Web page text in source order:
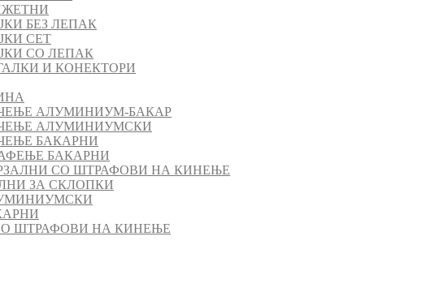
БЕЗ ЛЕПАК
СЕТ
СО ЛЕПАК
И КОНЕКТОРИ
АЛУМИНИУМ-БАКАР
АЛУМИНИУМСКИ
БАКАРНИ
БАКАРНИ
СО ШТРАФОВИ НА КИНЕЊЕ
ЗА СКЛОПКИ
ШТРАФОВИ НА КИНЕЊЕ